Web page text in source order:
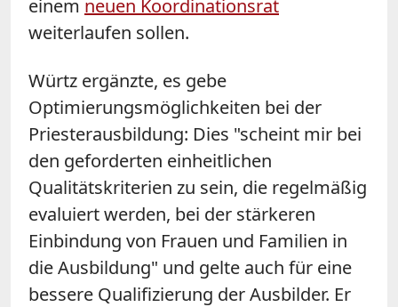
einem neuen Koordinationsrat
weiterlaufen sollen.
Würtz ergänzte, es gebe
Optimierungsmöglichkeiten bei der
Priesterausbildung: Dies "scheint mir bei
den geforderten einheitlichen
Qualitätskriterien zu sein, die regelmäßig
evaluiert werden, bei der stärkeren
Einbindung von Frauen und Familien in
die Ausbildung" und gelte auch für eine
bessere Qualifizierung der Ausbilder. Er